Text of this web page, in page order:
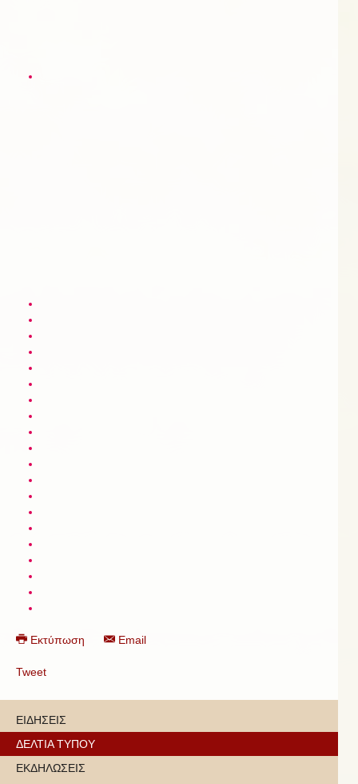
Εκτύπωση Email
Tweet
ΕΙΔΗΣΕΙΣ
ΔΕΛΤΙΑ ΤΥΠΟΥ
ΕΚΔΗΛΩΣΕΙΣ